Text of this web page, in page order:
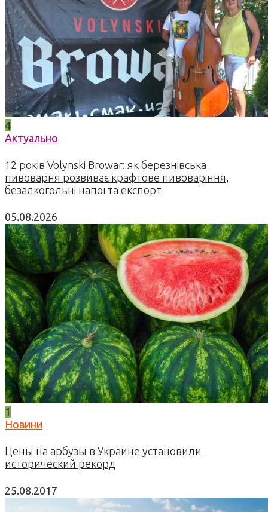
4
Актуально
12 років Volynski Browar: як березнівська
пивоварня розвиває крафтове пивоваріння,
безалкогольні напої та експорт
05.08.2026
1
Новини
Цены на арбузы в Украине установили
исторический рекорд
25.08.2017